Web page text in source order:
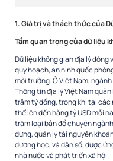
1. Giá trị và thách thức của
Tầm quan trọng của dữ liệu
Dữ liệu không gian địa lý
quy hoạch, an ninh quốc
môi trường. Ở Việt Nam,
Thông tin địa lý Việt Nam
trăm tỷ đồng, trong khi tại các
thể lên đến hàng tỷ USD mỗi
trăm loại bản đồ chuyên
dựng, quản lý tài nguyên
dương học, và dân số, được
nhà nước và phát triển xã hội.